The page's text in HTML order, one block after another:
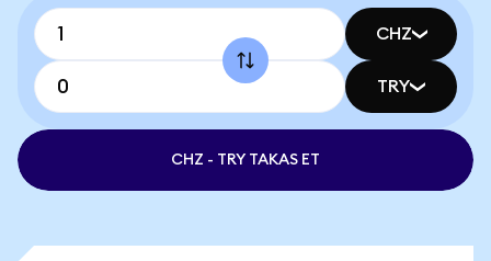
CHZ
TRY
CHZ - TRY TAKAS ET